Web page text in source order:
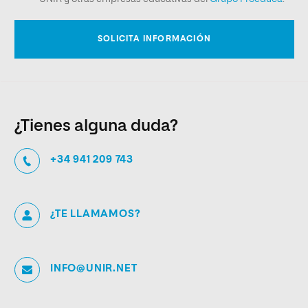
¿Tienes alguna duda?
+34 941 209 743
¿TE LLAMAMOS?
INFO@UNIR.NET